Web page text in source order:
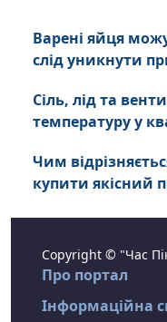
Варені яйця
слід уникнути
Сіль, лід та
температуру у
Чим
купити якісний
Copyright © "Час
Про портал
Інформаційна